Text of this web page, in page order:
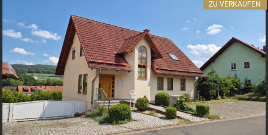
ZU VERKAUFEN